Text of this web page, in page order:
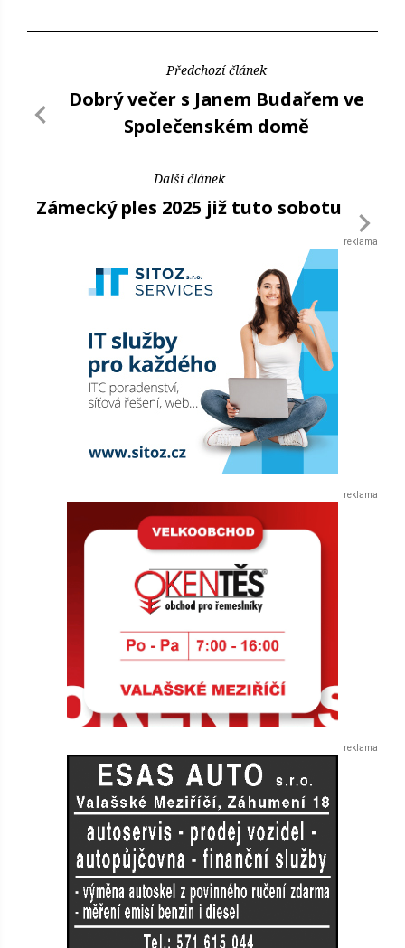
Předchozí článek
Dobrý večer s Janem Budařem ve
Společenském domě
Další článek
Zámecký ples 2025 již tuto sobotu